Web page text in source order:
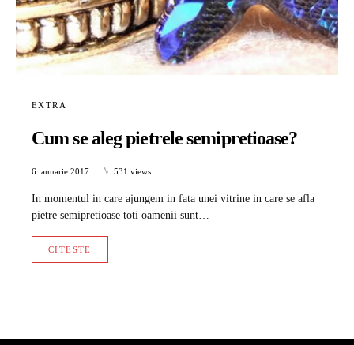
EXTRA
Cum se aleg pietrele semipretioase?
6 ianuarie 2017 531 views
In momentul in care ajungem in fata unei vitrine in care se afla
pietre semipretioase toti oamenii sunt…
CITESTE